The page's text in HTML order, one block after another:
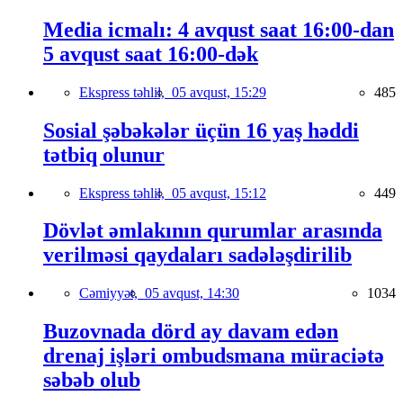
Media icmalı: 4 avqust saat 16:00-dan
5 avqust saat 16:00-dək
Ekspress təhlil, 05 avqust, 15:29 485
Sosial şəbəkələr üçün 16 yaş həddi
tətbiq olunur
Ekspress təhlil, 05 avqust, 15:12 449
Dövlət əmlakının qurumlar arasında
verilməsi qaydaları sadələşdirilib
Cəmiyyət, 05 avqust, 14:30 1034
Buzovnada dörd ay davam edən
drenaj işləri ombudsmana müraciətə
səbəb olub